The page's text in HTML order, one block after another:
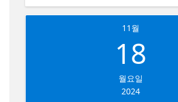
Studio Speaker: Renato Romão
MVP 🚀 Junte-se a nós! Participe
workshops gratuitos:
https://aka.ms/ReactorSaoPaulo
carreira e decole sua startup com
desenvolvedoras,
startups e fundadores que
11월
18
월요일
2024